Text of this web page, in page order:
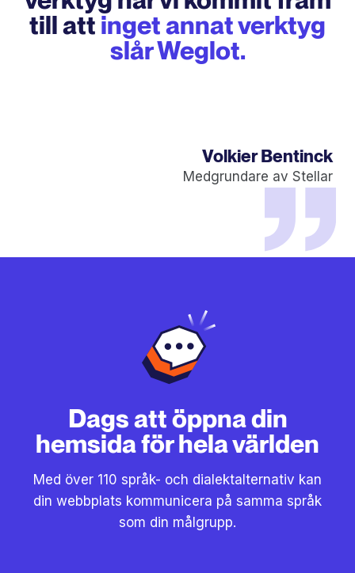
till att inget annat verktyg
slår Weglot.
Volkier Bentinck
Medgrundare av Stellar
Dags att öppna din
hemsida för hela världen
Med över 110 språk- och dialektalternativ kan
din webbplats kommunicera på samma språk
som din målgrupp.